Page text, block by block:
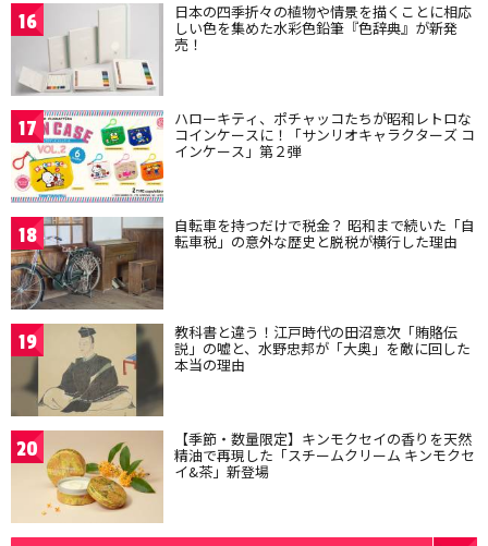
16 日本の四季折々の植物や情景を描くことに相応
しい色を集めた水彩色鉛筆『色辞典』が新発
売！
17 ハローキティ、ポチャッコたちが昭和レトロな
コインケースに！「サンリオキャラクターズ コ
インケース」第２弾
18 自転車を持つだけで税金？ 昭和まで続いた「自
転車税」の意外な歴史と脱税が横行した理由
19 教科書と違う！江戸時代の田沼意次「賄賂伝
説」の嘘と、水野忠邦が「大奥」を敵に回した
本当の理由
20 【季節・数量限定】キンモクセイの香りを天然
精油で再現した「スチームクリーム キンモクセ
イ&茶」新登場